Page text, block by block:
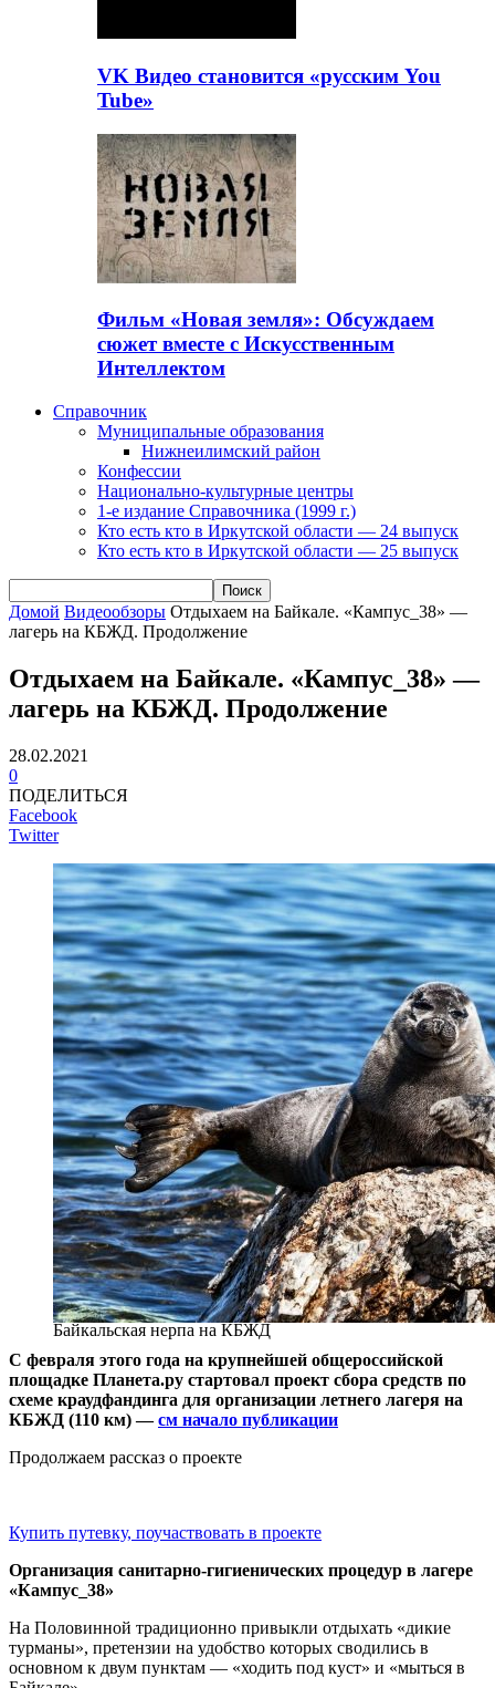
VK Видео становится «русским You
Tube»
Фильм «Новая земля»: Обсуждаем
сюжет вместе с Искусственным
Интеллектом
Справочник
Муниципальные образования
Нижнеилимский район
Конфессии
Национально-культурные центры
1-е издание Справочника (1999 г.)
Кто есть кто в Иркутской области — 24 выпуск
Кто есть кто в Иркутской области — 25 выпуск
Домой Видеообзоры Отдыхаем на Байкале. «Кампус_38» —
лагерь на КБЖД. Продолжение
Отдыхаем на Байкале. «Кампус_38» —
лагерь на КБЖД. Продолжение
28.02.2021
0
ПОДЕЛИТЬСЯ
Facebook
Twitter
Байкальская нерпа на КБЖД
С февраля этого года на крупнейшей общероссийской
площадке Планета.ру стартовал проект сбора средств по
схеме краудфандинга для организации летнего лагеря на
КБЖД (110 км) —см начало публикации
Продолжаем рассказ о проекте
Купить путевку, поучаствовать в проекте
Организация санитарно-гигиенических процедур в лагере
«Кампус_38»
На Половинной традиционно привыкли отдыхать «дикие
турманы», претензии на удобство которых сводились в
основном к двум пунктам — «ходить под куст» и «мыться в